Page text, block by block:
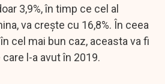
3,9%, în timp ce cel al
va crește cu 16,8%. În ceea
cel mai bun caz, aceasta va fi
l-a avut în 2019.